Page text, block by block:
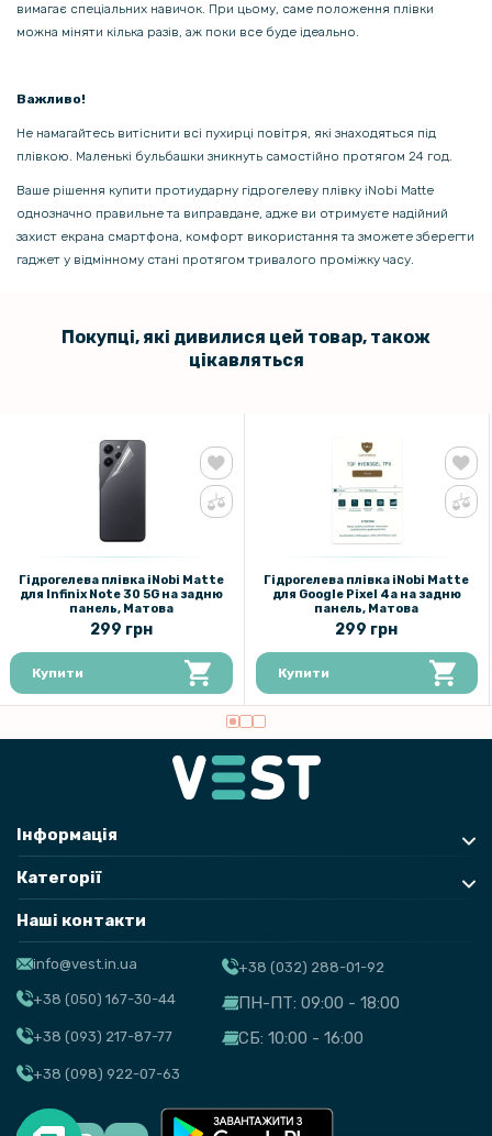
вимагає спеціальних навичок. При цьому, саме положення плівки
можна міняти кілька разів, аж поки все буде ідеально.
Важливо!
Не намагайтесь витіснити всі пухирці повітря, які знаходяться під
плівкою. Маленькі бульбашки зникнуть самостійно протягом 24 год.
Ваше рішення купити протиударну гідрогелеву плівку iNobi Matte
однозначно правильне та виправдане, адже ви отримуєте надійний
захист екрана смартфона, комфорт використання та зможете зберегти
гаджет у відмінному стані протягом тривалого проміжку часу.
Покупці, які дивилися цей товар, також
цікавляться
Гідрогелева плівка iNobi Matte
для Infinix Note 30​ 5G на задню
панель, Матова
299 грн
Купити
Гідрогелева плівка iNobi Matte
для Google Pixel 4a на задню
панель, Матова
299 грн
Купити
Інформація
Категорії
Наші контакти
info@vest.in.ua
+38 (050) 167-30-44
+38 (093) 217-87-77
+38 (098) 922-07-63
+38 (032) 288-01-92
ПН-ПТ: 09:00 - 18:00
СБ: 10:00 - 16:00